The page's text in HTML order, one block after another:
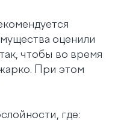
оценили
чтобы во время
При этом
где: